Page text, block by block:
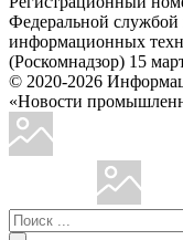
Федеральной службой
информационных
(Роскомнадзор) 15
© 2020-2026
«Новости